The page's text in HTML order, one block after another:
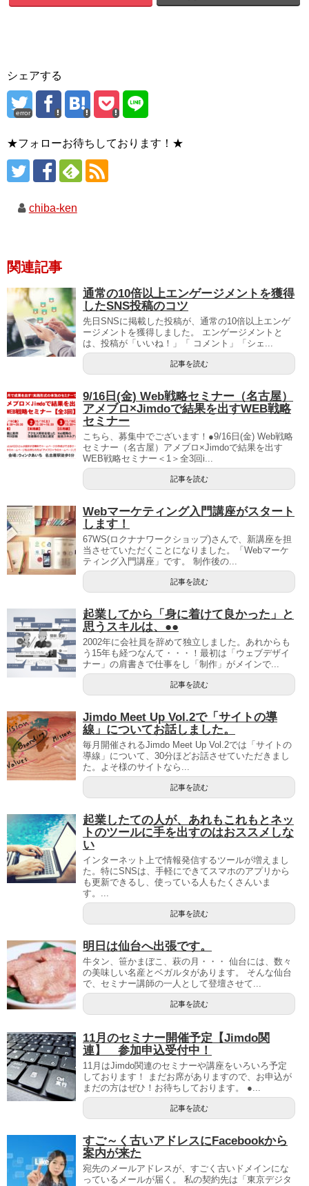
シェアする
error
★フォローお待ちしております！★
chiba-ken
関連記事
通常の10倍以上エンゲージメントを獲得
したSNS投稿のコツ
先日SNSに掲載した投稿が、通常の10倍以上エンゲ
ージメントを獲得しました。 エンゲージメントと
は、投稿が「いいね！」「 コメント」「シェ...
記事を読む
9/16日(金) Web戦略セミナー（名古屋）
アメブロ×Jimdoで結果を出すWEB戦略
セミナー
こちら、募集中でございます！●9/16日(金) Web戦略
セミナー（名古屋）アメブロ×Jimdoで結果を出す
WEB戦略セミナー＜1＞全3回i...
記事を読む
Webマーケティング入門講座がスタート
します！
67WS(ロクナナワークショップ)さんで、新講座を担
当させていただくことになりました。「Webマーケ
ティング入門講座」です。 制作後の...
記事を読む
起業してから「身に着けて良かった」と
思うスキルは、●●
2002年に会社員を辞めて独立しました。あれからも
う15年も経つなんて・・・！最初は「ウェブデザイ
ナー」の肩書きで仕事をし「制作」がメインで...
記事を読む
Jimdo Meet Up Vol.2で「サイトの導
線」についてお話しました。
毎月開催されるJimdo Meet Up Vol.2では「サイトの
導線」について、30分ほどお話させていただきまし
た。よそ様のサイトなら...
記事を読む
起業したての人が、あれもこれもとネッ
トのツールに手を出すのはおススメしな
い
インターネット上で情報発信するツールが増えまし
た。特にSNSは、手軽にできてスマホのアプリから
も更新できるし、使っている人もたくさんいま
す。...
記事を読む
明日は仙台へ出張です。
牛タン、笹かまぼこ、萩の月・・・ 仙台には、数々
の美味しい名産とベガルタがあります。 そんな仙台
で、セミナー講師の一人として登壇させて...
記事を読む
11月のセミナー開催予定【Jimdo関
連】 参加申込受付中！
11月はJimdo関連のセミナーや講座をいろいろ予定
しております！ まだお席がありますので、お申込が
まだの方はぜひ！お待ちしております。 ●...
記事を読む
すご～く古いアドレスにFacebookから
案内が来た
宛先のメールアドレスが、すごく古いドメインにな
っているメールが届く。 私の契約先は「東京デジタ